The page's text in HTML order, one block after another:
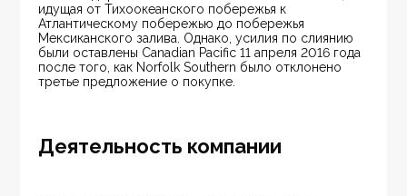
идущая от Тихоокеанского побережья к
Атлантическому побережью до побережья
Мексиканского залива. Однако, усилия по слиянию
были оставлены Canadian Pacific 11 апреля 2016 года
после того, как Norfolk Southern было отклонено
третье предложение о покупке.
Деятельность компании